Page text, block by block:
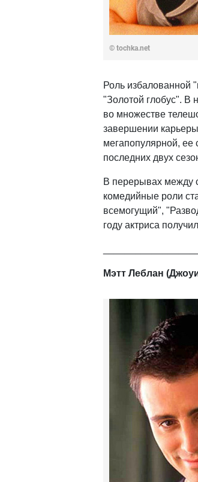
© tochka.net
Роль избалованной
"Золотой глобус". В
во множестве
завершении
мегапопулярной, ее
последних двух
В перерывах между
комедийные роли
всемогущий",
году актриса
Мэтт Леблан